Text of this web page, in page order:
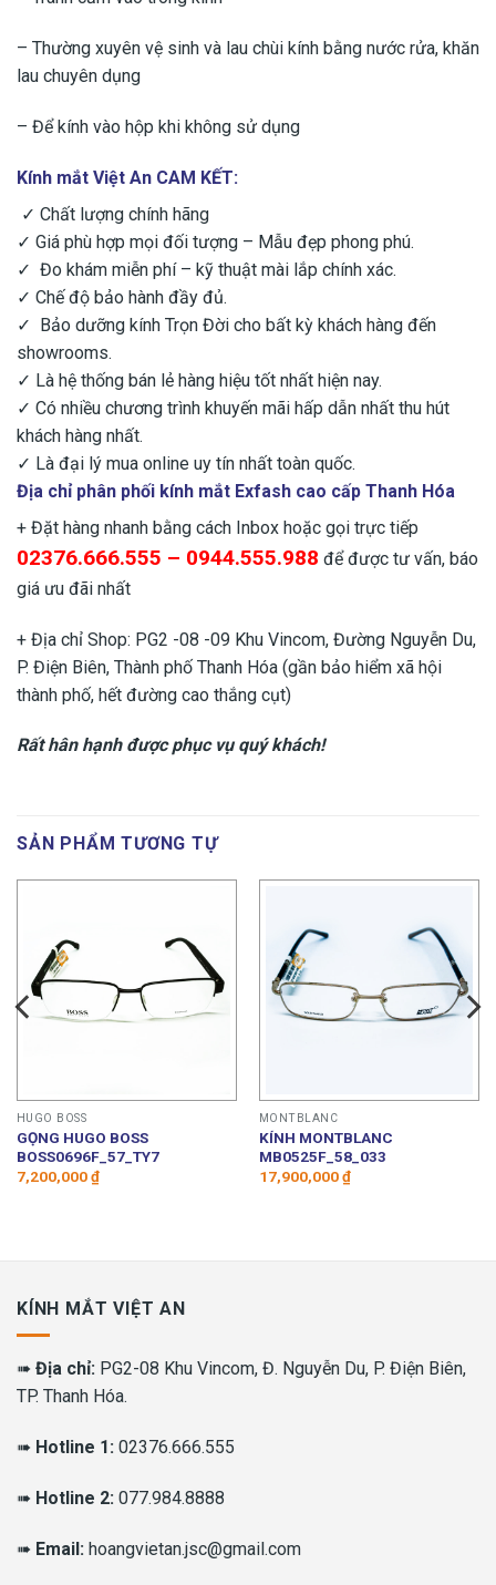
– Thường xuyên vệ sinh và lau chùi kính bằng nước rửa, khăn
lau chuyên dụng
– ​Để kính vào hộp khi không sử dụng
Kính mắt Việt An CAM KẾT:
✓ Chất lượng chính hãng
✓ Giá phù hợp mọi đối tượng – Mẫu đẹp phong phú.
✓ Đo khám miễn phí – kỹ thuật mài lắp chính xác.
✓ Chế độ bảo hành đầy đủ.
✓ Bảo dưỡng kính Trọn Đời cho bất kỳ khách hàng đến
showrooms.
✓ Là hệ thống bán lẻ hàng hiệu tốt nhất hiện nay.
✓ Có nhiều chương trình khuyến mãi hấp dẫn nhất thu hút
khách hàng nhất.
✓ Là đại lý mua online uy tín nhất toàn quốc.
Địa chỉ phân phối kính mắt Exfash cao cấp Thanh Hóa
+ Đặt hàng nhanh bằng cách Inbox hoặc gọi trực tiếp
02376.666.555 – 0944.555.988 để được tư vấn, báo
giá ưu đãi nhất
+ Địa chỉ Shop: PG2 -08 -09 Khu Vincom, Đường Nguyễn Du,
P. Điện Biên, Thành phố Thanh Hóa (gần bảo hiểm xã hội
thành phố, hết đường cao thắng cụt)
Rất hân hạnh được phục vụ quý khách!
SẢN PHẨM TƯƠNG TỰ
HUGO BOSS
GỌNG HUGO BOSS
BOSS0696F_57_TY7
7,200,000₫
MONTBLANC
KÍNH MONTBLANC
MB0525F_58_033
17,900,000₫
KÍNH MẮT VIỆT AN
➠ Địa chỉ: PG2-08 Khu Vincom, Đ. Nguyễn Du, P. Điện Biên,
TP. Thanh Hóa.
➠ Hotline 1: 02376.666.555
➠ Hotline 2: 077.984.8888
➠ Email: hoangvietan.jsc@gmail.com